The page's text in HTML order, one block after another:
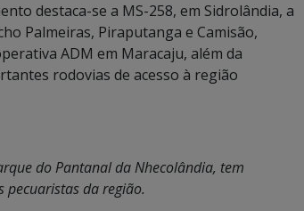
destaca-se a MS-258, em Sidrolândia, a
Palmeiras, Piraputanga e Camisão,
ADM em Maracaju, além da
rodovias de acesso à região
do Pantanal da Nhecolândia, tem
da região.